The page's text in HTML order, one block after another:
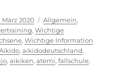
März 2020 Kategorien
Allgemein,
, Wichtige
, Wichtige Information
Schlagwörter
, aikidodeutschland,
, aikiken, atemi, fallschule,